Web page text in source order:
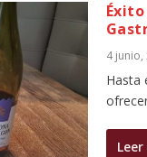
4 junio,
Hasta